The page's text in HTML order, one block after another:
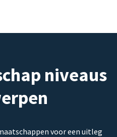
niveaus
voor een uitleg